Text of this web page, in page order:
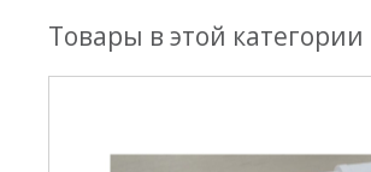
Товары в этой категории